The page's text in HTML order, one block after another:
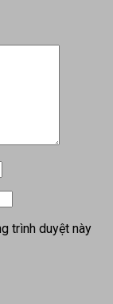
trình duyệt này